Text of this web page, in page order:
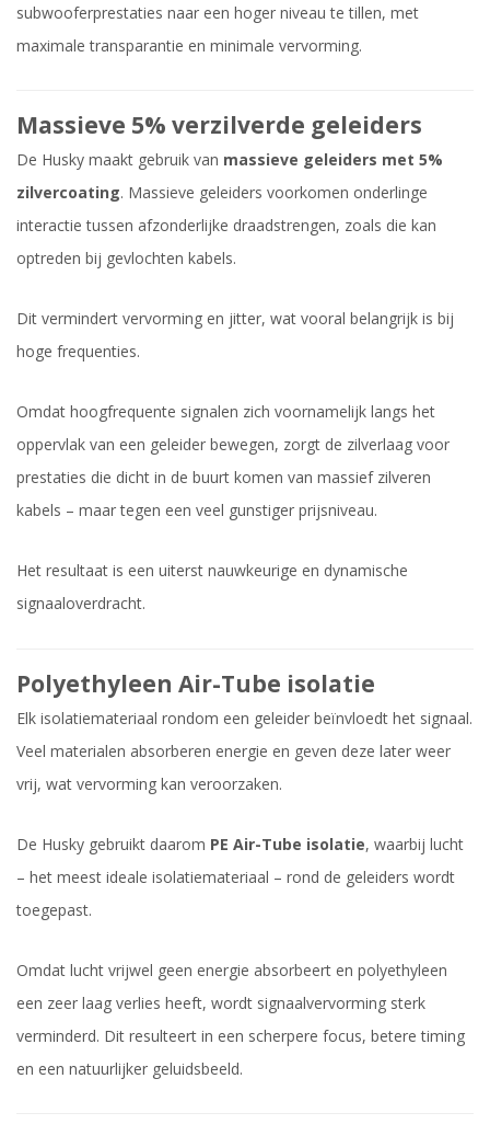
subwooferprestaties naar een hoger niveau te tillen, met
maximale transparantie en minimale vervorming.
Massieve 5% verzilverde geleiders
De Husky maakt gebruik van massieve geleiders met 5%
zilvercoating. Massieve geleiders voorkomen onderlinge
interactie tussen afzonderlijke draadstrengen, zoals die kan
optreden bij gevlochten kabels.
Dit vermindert vervorming en jitter, wat vooral belangrijk is bij
hoge frequenties.
Omdat hoogfrequente signalen zich voornamelijk langs het
oppervlak van een geleider bewegen, zorgt de zilverlaag voor
prestaties die dicht in de buurt komen van massief zilveren
kabels – maar tegen een veel gunstiger prijsniveau.
Het resultaat is een uiterst nauwkeurige en dynamische
signaaloverdracht.
Polyethyleen Air-Tube isolatie
Elk isolatiemateriaal rondom een geleider beïnvloedt het signaal.
Veel materialen absorberen energie en geven deze later weer
vrij, wat vervorming kan veroorzaken.
De Husky gebruikt daarom PE Air-Tube isolatie, waarbij lucht
– het meest ideale isolatiemateriaal – rond de geleiders wordt
toegepast.
Omdat lucht vrijwel geen energie absorbeert en polyethyleen
een zeer laag verlies heeft, wordt signaalvervorming sterk
verminderd. Dit resulteert in een scherpere focus, betere timing
en een natuurlijker geluidsbeeld.